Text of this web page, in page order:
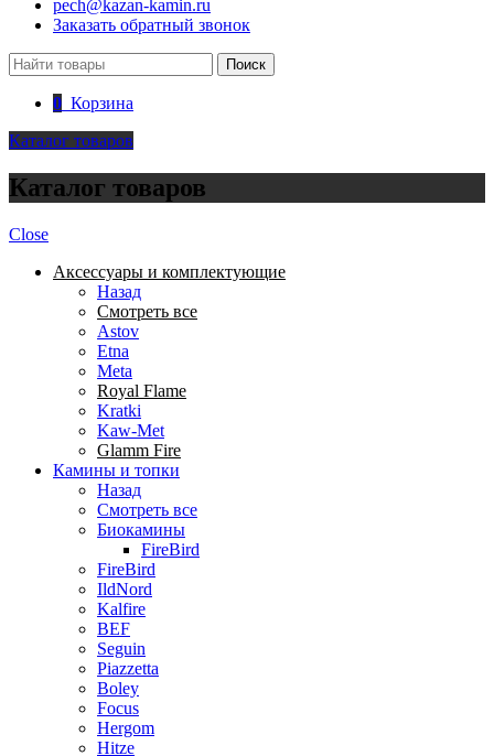
pech@kazan-kamin.ru
Заказать обратный звонок
Поиск
0 Корзина
Каталог товаров
Каталог товаров
Close
Аксессуары и комплектующие
Назад
Смотреть все
Astov
Etna
Meta
Royal Flame
Kratki
Kaw-Met
Glamm Fire
Камины и топки
Назад
Смотреть все
Биокамины
FireBird
FireBird
IldNord
Kalfire
BEF
Seguin
Piazzetta
Boley
Focus
Hergom
Hitze